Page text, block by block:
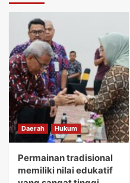
Daerah Hukum
Permainan tradisional
memiliki nilai edukatif